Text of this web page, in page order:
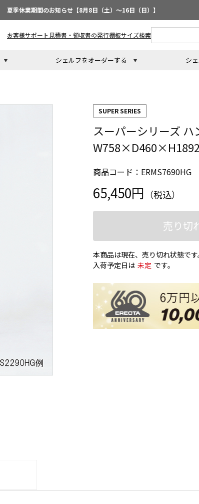
夏季休業期間のお知らせ【8月8日（土）～16日（日）】
お客様サポート 見積書・領収書の発行棚板サイズ検索
シェルフをオーダーする シ
SUPER SERIES
スーパーシリーズ ハ
商品コード：ERMS7690HG
65,450円 （税込）
売り切
本商品は現在、売り切れ状態です
入荷予定日は 未定 です。